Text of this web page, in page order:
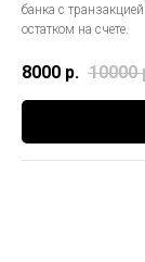
банка с
остатком на счете.
8000 р. 10000